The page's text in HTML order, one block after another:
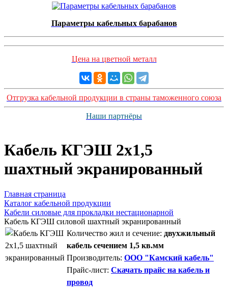
Параметры кабельных барабанов
Цена на цветной металл
Отгрузка кабельной продукции в страны таможенного союза
Наши партнёры
Кабель КГЭШ 2x1,5
шахтный экранированный
Главная страница
Каталог кабельной продукции
Кабели силовые для прокладки нестационарной
Кабель КГЭШ силовой шахтный экранированный
Количество жил и сечение: двухжильный
кабель сечением 1,5 кв.мм
Производитель: ООО "Камский кабель"
Прайс-лист: Скачать прайс на кабель и
провод